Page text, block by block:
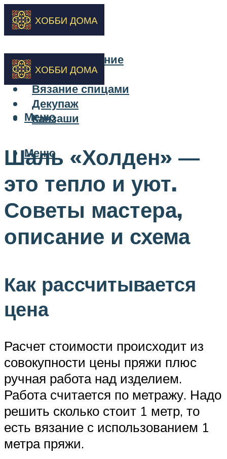
Бисероплетение
Вышивка
Вязание спицами
Декупаж
Канзаши
Меню
Меню
Шаль «Холден» —
это тепло и уют.
Советы мастера,
описание и схема
Как рассчитывается
цена
Расчет стоимости происходит из
совокупности цены пряжи плюс
ручная работа над изделием.
Работа считается по метражу. Надо
решить сколько стоит 1 метр, то
есть вязание с использованием 1
метра пряжи.